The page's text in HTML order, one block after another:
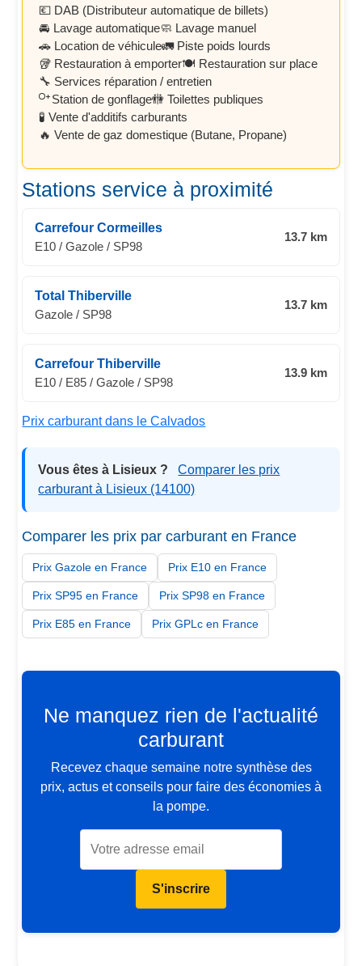
💶 DAB (Distributeur automatique de billets)
🚘 Lavage automatique🧼 Lavage manuel
🚗 Location de véhicule🚛 Piste poids lourds
🥡 Restauration à emporter🍽️ Restauration sur place
🔧 Services réparation / entretien
Station de gonflage🚻 Toilettes publiques
🧪 Vente d'additifs carburants
🔥 Vente de gaz domestique (Butane, Propane)
Stations service à proximité
Carrefour Cormeilles
E10 / Gazole / SP98
13.7 km
Total Thiberville
Gazole / SP98
13.7 km
Carrefour Thiberville
E10 / E85 / Gazole / SP98
13.9 km
Prix carburant dans le Calvados
Vous êtes à Lisieux ?
Comparer les prix
carburant à Lisieux (14100)
Comparer les prix par carburant en France
Prix Gazole en France Prix E10 en France
Prix SP95 en France Prix SP98 en France
Prix E85 en France Prix GPLc en France
Ne manquez rien de l'actualité
carburant
Recevez chaque semaine notre synthèse des
prix, actus et conseils pour faire des économies à
la pompe.
S'inscrire